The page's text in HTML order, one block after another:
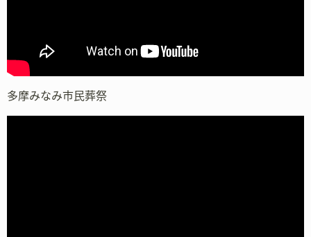
多摩みなみ市民葬祭